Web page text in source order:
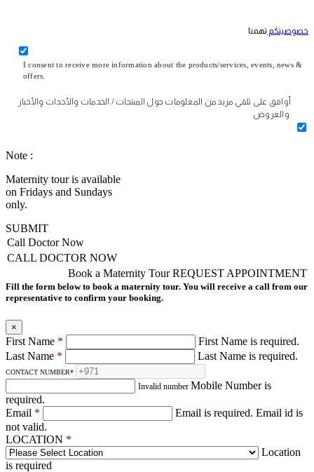
خصوصيتكم تهمنا
I consent to receive more information about the products/services, events, news &
offers.
أوافق على تلقي مزيد من المعلومات حول المنتجات / الخدمات والأحداث والأخبار
والعروض.
Note :
Maternity tour is available
on Fridays and Sundays
only.
SUBMIT
Call Doctor Now
CALL DOCTOR NOW
REQUEST APPOINTMENT
Book a Maternity Tour
Fill the form below to book a maternity tour. You will receive a call from our
representative to confirm your booking.
×
First Name *
First Name is required.
Last Name * Last Name is required.
CONTACT NUMBER*
Invalid number Mobile Number is
required.
Email * Email is required. Email id is
not valid.
LOCATION *
Location
is required